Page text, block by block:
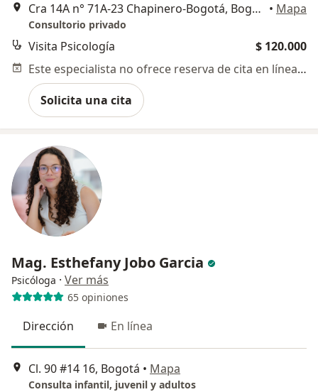
Cra 14A n° 71A-23 Chapinero-Bogotá, Bogotá • Mapa
Consultorio privado
Visita Psicología
$ 120.000
Este especialista no ofrece reserva de cita en línea en esta dirección.
Solicita una cita
Mag. Esthefany Jobo Garcia
Psicóloga · Ver más
65 opiniones
Dirección En línea
Cl. 90 #14 16, Bogotá • Mapa
Consulta infantil, juvenil y adultos